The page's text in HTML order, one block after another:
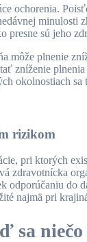
ochorenia.
minulosti
presne sú jeho
môže plnenie
zníženie
okolnostiach
rizikom
pri ktorých
zdravotnícka
odporúčaniu do
najmä pri
sa